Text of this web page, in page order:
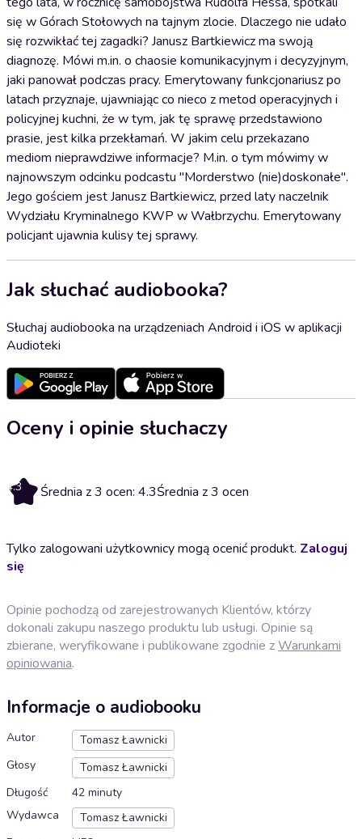
się w Górach Stołowych na tajnym zlocie. Dlaczego nie udało
się rozwikłać tej zagadki? Janusz Bartkiewicz ma swoją
diagnozę. Mówi m.in. o chaosie komunikacyjnym i decyzyjnym,
jaki panował podczas pracy. Emerytowany funkcjonariusz po
latach przyznaje, ujawniając co nieco z metod operacyjnych i
policyjnej kuchni, że w tym, jak tę sprawę przedstawiono
prasie, jest kilka przekłamań. W jakim celu przekazano
mediom nieprawdziwe informacje? M.in. o tym mówimy w
najnowszym odcinku podcastu "Morderstwo (nie)doskonałe".
Jego gościem jest Janusz Bartkiewicz, przed laty naczelnik
Wydziału Kryminalnego KWP w Wałbrzychu. Emerytowany
policjant ujawnia kulisy tej sprawy.
Jak słuchać audiobooka?
Słuchaj audiobooka na urządzeniach Android i iOS w aplikacji
Audioteki
Oceny i opinie słuchaczy
4.3 Średnia z 3 ocen: 4.3Średnia z 3 ocen
Tylko zalogowani użytkownicy mogą ocenić produkt. Zaloguj
się
Opinie pochodzą od zarejestrowanych Klientów, którzy
dokonali zakupu naszego produktu lub usługi. Opinie są
zbierane, weryfikowane i publikowane zgodnie zWarunkami
opiniowania.
Informacje o audiobooku
Autor
Tomasz Ławnicki
Głosy
Tomasz Ławnicki
Długość
42 minuty
Wydawca
Tomasz Ławnicki